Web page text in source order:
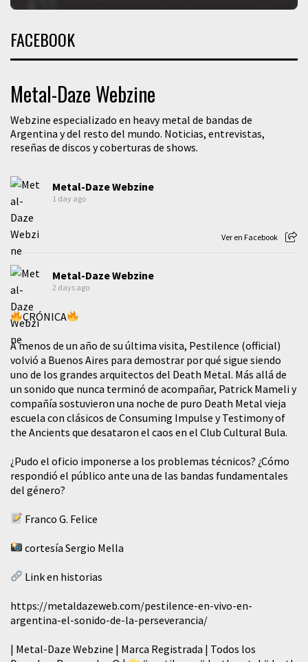
FACEBOOK
Metal-Daze Webzine
Webzine especializado en heavy metal de bandas de
Argentina y del resto del mundo. Noticias, entrevistas,
reseñas de discos y coberturas de shows.
Metal-Daze Webzine
1 day ago
Ver en Facebook
Metal-Daze Webzine
2 days ago
CRÓNICA
A menos de un año de su última visita, Pestilence (official)
volvió a Buenos Aires para demostrar por qué sigue siendo
uno de los grandes arquitectos del Death Metal. Más allá de
un sonido que nunca terminó de acompañar, Patrick Mameli y
compañía sostuvieron una noche de puro Death Metal vieja
escuela con clásicos de Consuming Impulse y Testimony of
the Ancients que desataron el caos en el Club Cultural Bula.
¿Pudo el oficio imponerse a los problemas técnicos? ¿Cómo
respondió el público ante una de las bandas fundamentales
del género?
Franco G. Felice
cortesía Sergio Mella
Link en historias
https://metaldazeweb.com/pestilence-en-vivo-en-
argentina-el-sonido-de-la-perseverancia/
| Metal-Daze Webzine | Marca Registrada | Todos los